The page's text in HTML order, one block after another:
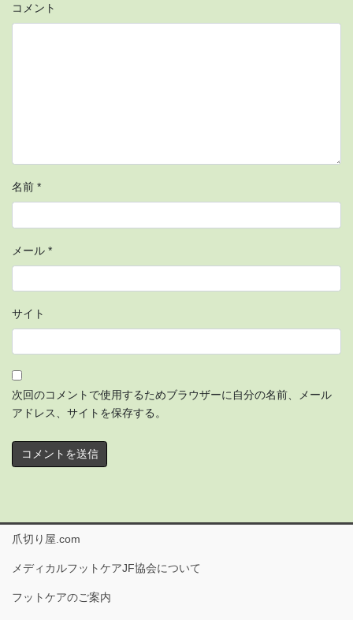
コメント
名前 *
メール *
サイト
次回のコメントで使用するためブラウザーに自分の名前、メール
アドレス、サイトを保存する。
爪切り屋.com
メディカルフットケアJF協会について
フットケアのご案内